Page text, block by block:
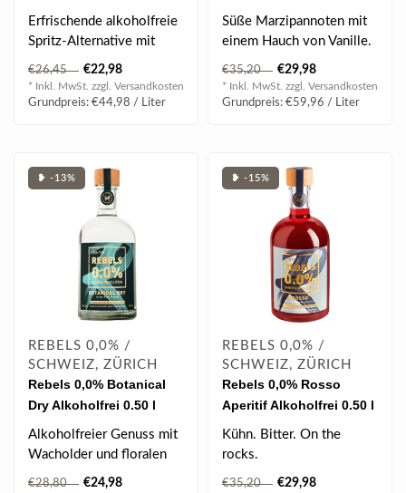
Erfrischende alkoholfreie
Spritz-Alternative mit
Aromen von bitteren
Orangen und..
€26,45 €22,98
* Inkl. MwSt. zzgl. Versandkosten
Grundpreis: €44,98 / Liter
l
Süße Marzipannoten mit
einem Hauch von Vanille.
€35,20 €29,98
* Inkl. MwSt. zzgl. Versandkosten
Grundpreis: €59,96 / Liter
❥ -13%
REBELS 0,0% /
SCHWEIZ, ZÜRICH
Rebels 0,0% Botanical
Dry Alkoholfrei 0.50 l
Alkoholfreier Genuss mit
Wacholder und floralen
Aromen.
€28,80 €24,98
❥ -15%
REBELS 0,0% /
SCHWEIZ, ZÜRICH
Rebels 0,0% Rosso
Aperitif Alkoholfrei 0.50 l
Kühn. Bitter. On the
rocks.
€35,20 €29,98